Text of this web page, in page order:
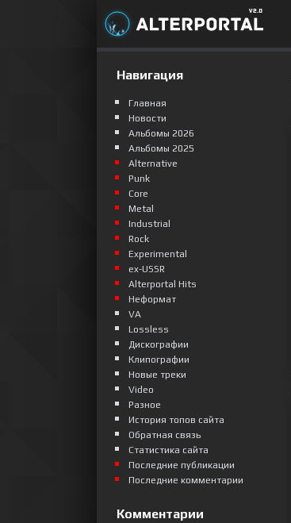
Навигация
Главная
Новости
Альбомы 2026
Альбомы 2025
Alternative
Punk
Сore
Metal
Industrial
Rock
Experimental
ex-USSR
Alterportal Hits
Неформат
VA
Lossless
Дискографии
Клипографии
Новые треки
Video
Разное
История топов сайта
Обратная связь
Статистика сайта
Последние публикации
Последние комментарии
Комментарии